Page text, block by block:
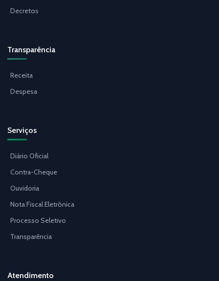
Decretos
Transparência
Receita
Despesa
Serviços
Diário Oficial
Contra-Cheque
Ouvidoria
Nota Fiscal Eletrônica
Processo Seletivo
Transparência
Atendimento